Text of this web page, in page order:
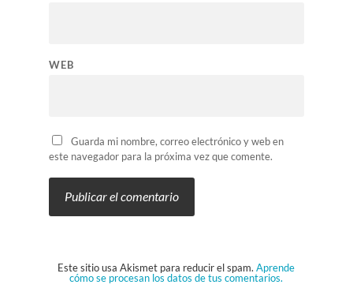
WEB
Guarda mi nombre, correo electrónico y web en
este navegador para la próxima vez que comente.
Este sitio usa Akismet para reducir el spam.Aprende
cómo se procesan los datos de tus comentarios.